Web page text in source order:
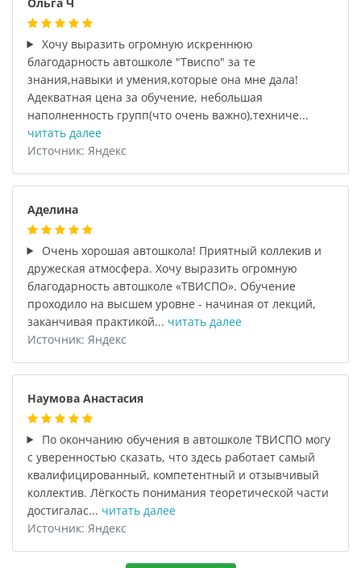
Хочу выразить огромную искреннюю
благодарность автошколе "Твиспо" за те
знания,навыки и умения,которые она мне дала!
Адекватная цена за обучение, небольшая
наполненность групп(что очень важно),техниче...
читать далее
Источник: Яндекс
Аделина
Очень хорошая автошкола! Приятный коллекив и
дружеская атмосфера. Хочу выразить огромную
благодарность автошколе «ТВИСПО». Обучение
проходило на высшем уровне - начиная от лекций,
заканчивая практикой... читать далее
Источник: Яндекс
Наумова Анастасия
По окончанию обучения в автошколе ТВИСПО могу
с уверенностью сказать, что здесь работает самый
квалифицированный, компетентный и отзывчивый
коллектив. Лёгкость понимания теоретической части
достигалас... читать далее
Источник: Яндекс